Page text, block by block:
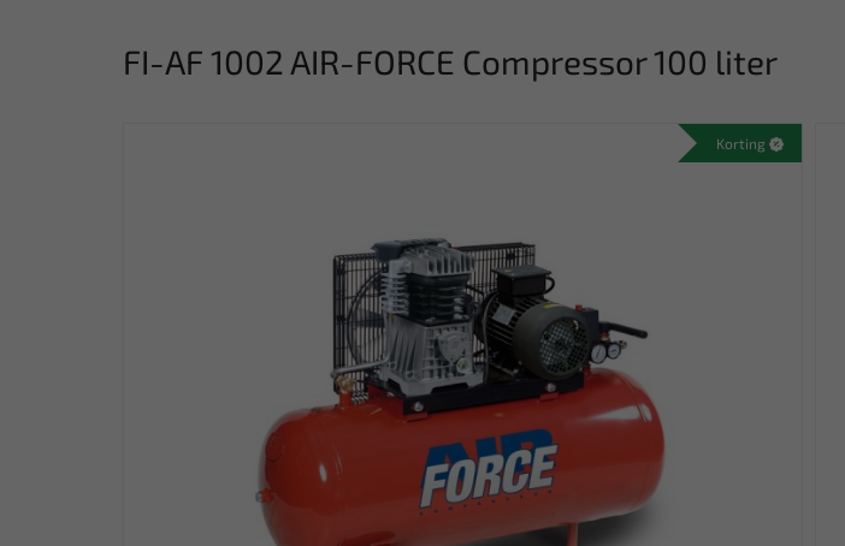
FI-AF 1002 AIR-FORCE Compressor 100 liter
Korting